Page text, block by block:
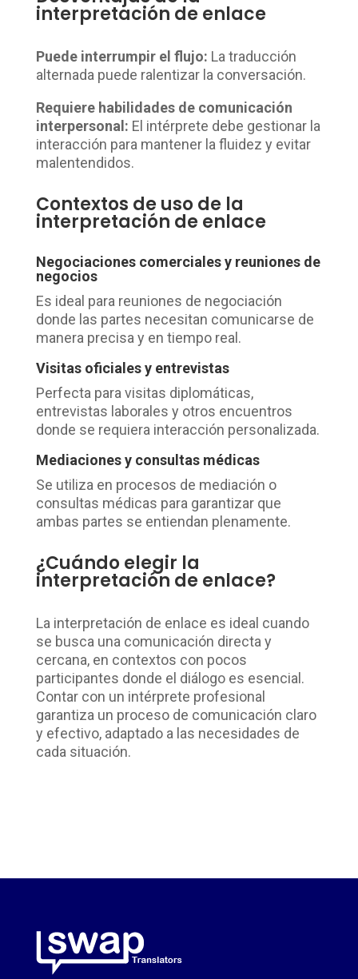
interpretación de enlace
Puede interrumpir el flujo: La traducción
alternada puede ralentizar la conversación.
Requiere habilidades de comunicación
interpersonal: El intérprete debe gestionar la
interacción para mantener la fluidez y evitar
malentendidos.
Contextos de uso de la
interpretación de enlace
Negociaciones comerciales y reuniones de
negocios
Es ideal para reuniones de negociación
donde las partes necesitan comunicarse de
manera precisa y en tiempo real.
Visitas oficiales y entrevistas
Perfecta para visitas diplomáticas,
entrevistas laborales y otros encuentros
donde se requiera interacción personalizada.
Mediaciones y consultas médicas
Se utiliza en procesos de mediación o
consultas médicas para garantizar que
ambas partes se entiendan plenamente.
¿Cuándo elegir la
interpretación de enlace?
La interpretación de enlace es ideal cuando
se busca una comunicación directa y
cercana, en contextos con pocos
participantes donde el diálogo es esencial.
Contar con un intérprete profesional
garantiza un proceso de comunicación claro
y efectivo, adaptado a las necesidades de
cada situación.